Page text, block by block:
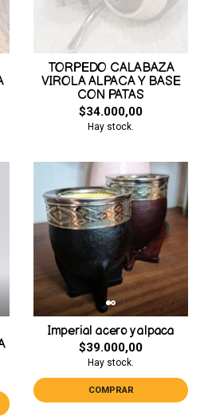
TORPEDO CALABAZA
VIROLA ALPACA Y BASE
CON PATAS
$34.000,00
Hay stock.
Imperial acero y alpaca
$39.000,00
Hay stock.
COMPRAR